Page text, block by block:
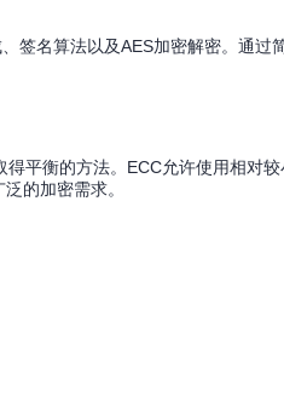
签名算法以及AES加密解密。通
平衡的方法。ECC允许使用相对
的加密需求。